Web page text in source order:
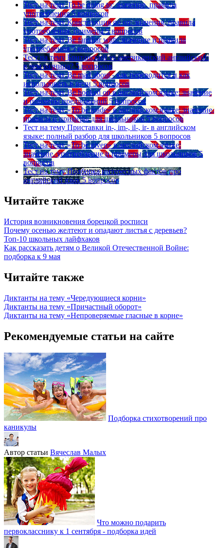
Тест на тему To be going to: значение, правила
употребления 5 вопросов
Тест на тему Конструкция go on: значения, правила
употребления, примеры 5 вопросов
Тест на тему Be familiar with: значение и правила
употребления 5 вопросов
Тест на тему Британский vs американский английский:
в чем разница? 5 вопросов
Тест на тему Be mad about - как переводится и как
использовать в речи 5 вопросов
Тест на тему Be hooked on в английском языке: значение
и примеры предложений 5 вопросов
Тест на тему «To be made» в английском языке: значение,
правила и примеры для школьников 5 вопросов
Тест на тему Приставки in-, im-, il-, ir- в английском
языке: полный разбор для школьников 5 вопросов
Тест на тему «To be given» в английском языке:
значение, употребление и примеры для школьников 5
вопросов
Тест на тему Подборка интересных фактов про
английский язык 5 вопросов
Читайте также
История возникновения борецкой росписи
Почему осенью желтеют и опадают листья с деревьев?
Топ-10 школьных лайфхаков
Как рассказать детям о Великой Отечественной Войне:
подборка к 9 мая
Читайте также
Диктанты на тему «Чередующиеся корни»
Диктанты на тему «Причастный оборот»
Диктанты на тему «Непроверяемые гласные в корне»
Рекомендуемые статьи на сайте
Подборка стихотворений про
каникулы
Автор статьи Вячеслав Малых
Что можно подарить
первокласснику к 1 сентября - подборка идей